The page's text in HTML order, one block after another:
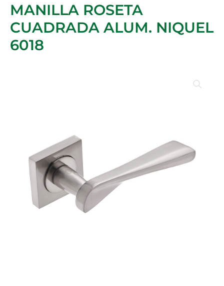
MANILLA ROSETA
CUADRADA ALUM. NIQUEL
6018